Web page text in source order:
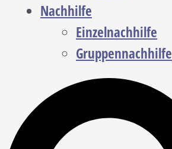
Nachhilfe
Einzelnachhilfe
Gruppennachhilfe